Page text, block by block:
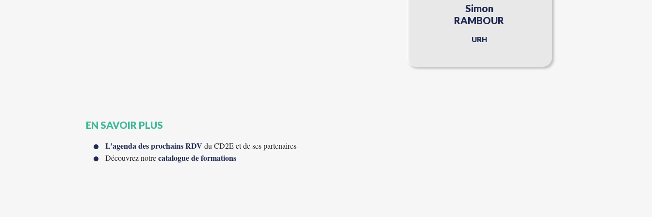
Simon
RAMBOUR
URH
EN SAVOIR PLUS
L’agenda des prochains RDV du CD2E et de ses partenaires
Découvrez notrecatalogue de formations